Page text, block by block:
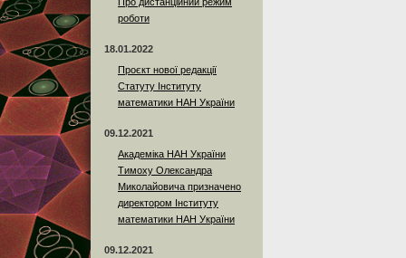
Про дистанційний режим
роботи
18.01.2022
Проєкт нової редакції
Статуту Інституту
математики НАН України
09.12.2021
Академіка НАН України
Тимоху Олександра
Миколайовича призначено
директором Інституту
математики НАН України
09.12.2021